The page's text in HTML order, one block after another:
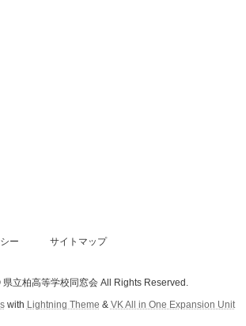
ー サイトマップ
立柏高等学校同窓会 All Rights Reserved.
with Lightning Theme & VK All in One Expansion Unit